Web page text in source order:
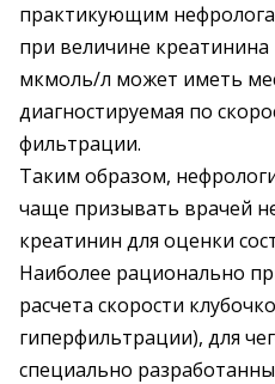
практикующим
при величине
мкмоль/л может иметь
диагностируемая по
фильтрации.
Таким образом,
чаще призывать врачей
креатинин для оценки
Наиболее рационально
расчета скорости
гиперфильтрации), для
специально